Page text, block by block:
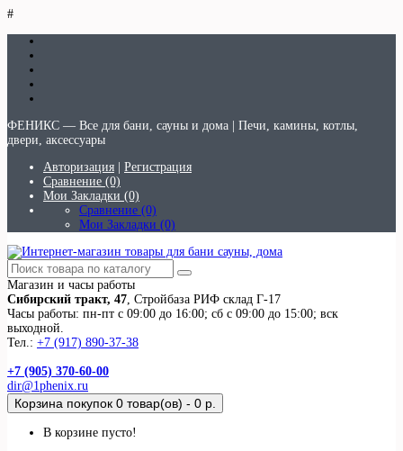
#
ФЕНИКС — Все для бани, сауны и дома | Печи, камины, котлы,
двери, аксессуары
Авторизация
Регистрация
Сравнение (0)
Мои Закладки (0)
Сравнение (0)
Мои Закладки (0)
Магазин и часы работы
Сибирский тракт, 47, Стройбаза РИФ склад Г-17
Часы работы: пн-пт с 09:00 до 16:00; сб с 09:00 до 15:00; вск
выходной.
Тел.: +7 (917) 890-37-38
+7 (905) 370-60-00
dir@1phenix.ru
Корзина покупок 0 товар(ов) - 0 р.
В корзине пусто!